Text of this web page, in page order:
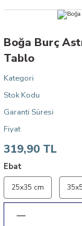
Boğa Burç
Tablo
Kategori
Stok Kodu
Garanti Süresi
Fiyat
319,90 TL
Ebat
25x35 cm